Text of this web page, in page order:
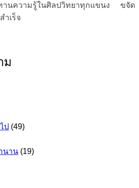
นความรู้ในศิลปวิทยาทุกแขนง ขจัด
เร็จ
ม
ป (49)
นาน (19)